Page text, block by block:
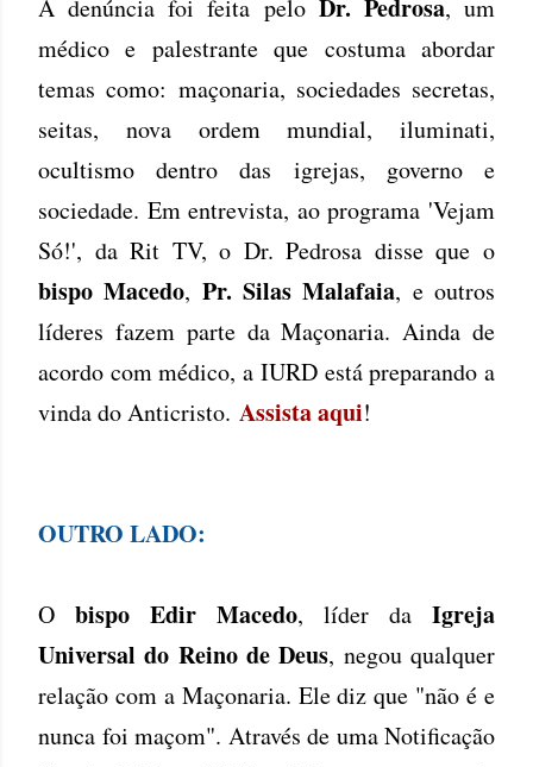
A denúncia foi feita pelo Dr. Pedrosa, um
médico e palestrante que costuma abordar
temas como: maçonaria, sociedades secretas,
seitas, nova ordem mundial, iluminati,
ocultismo dentro das igrejas, governo e
sociedade. Em entrevista, ao programa 'Vejam
Só!', da Rit TV, o Dr. Pedrosa disse que o
bispo Macedo, Pr. Silas Malafaia, e outros
líderes fazem parte da Maçonaria. Ainda de
acordo com médico, a IURD está preparando a
vinda do Anticristo. Assista aqui!
OUTRO LADO:
O bispo Edir Macedo, líder da Igreja
Universal do Reino de Deus, negou qualquer
relação com a Maçonaria. Ele diz que "não é e
nunca foi maçom". Através de uma Notificação